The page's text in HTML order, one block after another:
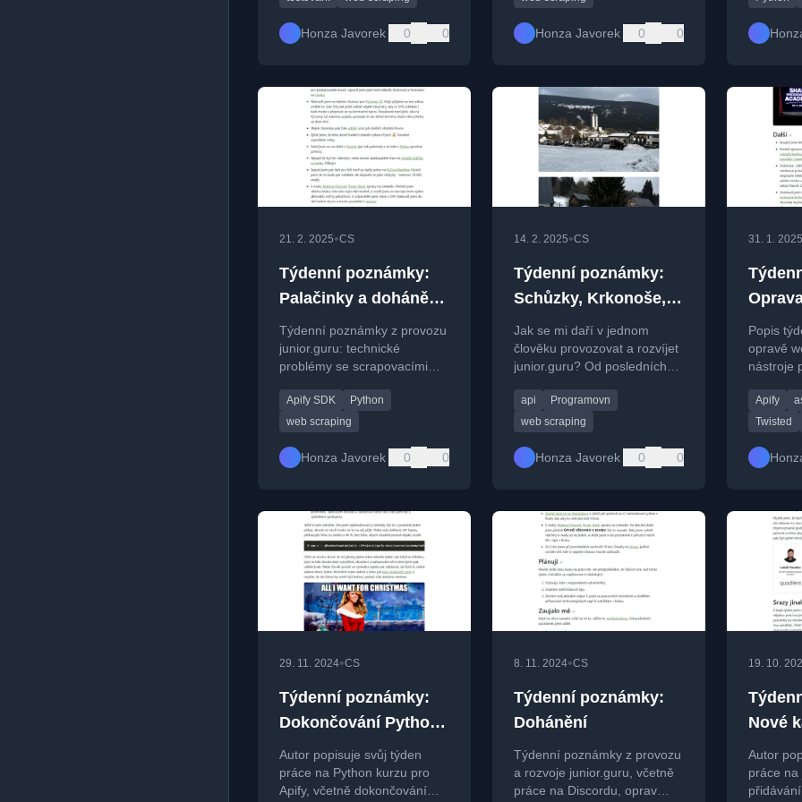
Honza Javorek 0 0 Honza Javorek 0 0
21. 2. 2025•CS
Týdenní poznámky:
Palačinky a dohánění
všeho
Týdenní poznámky z provozu
junior.guru: technické
problémy se scrapovacími
aktualizace nabídek práce v
IT.
Apify SDK
Python
web scraping
Honza Javorek 0 0
14. 2. 2025•CS
Týdenní poznámky:
Schůzky, Krkonoše,
scrapery
Jak se mi daří v jednom
člověku provozovat a rozvíjet
junior.guru? Od posledních
týden (31. 1. až 14. 2.), tak
nastal čas
api
Programovn
web scraping
Honza Javorek 0 0
31. 1. 2025
Popis
opravě
nástroje
Apify
Apify
Twisted
29. 11. 2024•CS
Týdenní poznámky:
Dokončování Python
kurzu pro Apify
Autor popisuje svůj týden
práce na Python kurzu pro
Apify, včetně dokončování
8. 11. 2024•CS
Týdenní poznámky:
Dohánění
Týdenní poznámky z provozu
a rozvoje junior.guru, včetně
práce na Discordu, oprav
19. 10.
Nové
kurzu
péče
Autor
práce na